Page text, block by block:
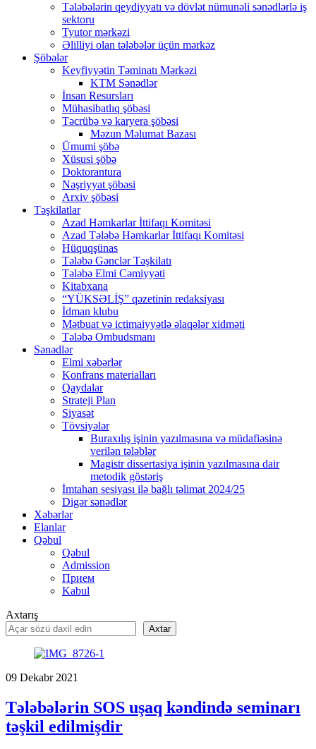
Tələbələrin qeydiyyatı və dövlət nümunəli sənədlərlə iş
sektoru
Tyutor mərkəzi
Əlilliyi olan tələbələr üçün mərkəz
Şöbələr
Keyfiyyətin Təminatı Mərkəzi
KTM Sənədlər
İnsan Resursları
Mühasibatlıq şöbəsi
Təcrübə və karyera şöbəsi
Məzun Məlumat Bazası
Ümumi şöbə
Xüsusi şöbə
Doktorantura
Nəşriyyat şöbəsi
Arxiv şöbəsi
Təşkilatlar
Azad Həmkarlar İttifaqı Komitəsi
Azad Tələbə Həmkarlar İttifaqı Komitəsi
Hüquqşünas
Tələbə Gənclər Təşkilatı
Tələbə Elmi Cəmiyyəti
Kitabxana
“YÜKSƏLİŞ” qəzetinin redaksiyası
İdman klubu
Mətbuat və ictimaiyyətlə əlaqələr xidməti
Tələbə Ombudsmanı
Sənədlər
Elmi xəbərlər
Konfrans materialları
Qaydalar
Strateji Plan
Siyasət
Tövsiyələr
Buraxılış işinin yazılmasına və müdafiəsinə
verilən tələblər
Magistr dissertasiya işinin yazılmasına dair
metodik göstəriş
İmtahan sesiyası ilə bağlı təlimat 2024/25
Digər sənədlər
Xəbərlər
Elanlar
Qəbul
Qəbul
Admission
Прием
Kabul
Axtarış
Axtar
09 Dekabr 2021
Tələbələrin SOS uşaq kəndində seminarı
təşkil edilmişdir